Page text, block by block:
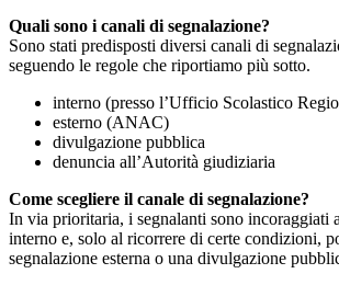
Quali sono i canali di segnalazione?
Sono stati predisposti diversi canali di
seguendo le regole che riportiamo più sotto.
interno (presso l’Ufficio Scolastico
esterno (ANAC)
divulgazione pubblica
denuncia all’Autorità giudiziaria
Come scegliere il canale di segnalazione?
In via prioritaria, i segnalanti sono incoraggiati
interno e, solo al ricorrere di certe condizioni,
segnalazione esterna o una divulgazione